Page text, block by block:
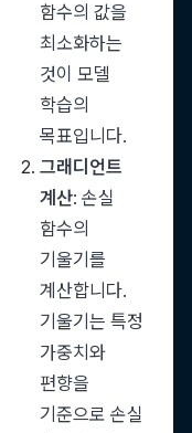
함수의 값을
최소화하는
것이 모델
학습의
목표입니다.
그래디언트
계산: 손실
함수의
기울기를
계산합니다.
기울기는 특정
가중치와
편향을
기준으로 손실